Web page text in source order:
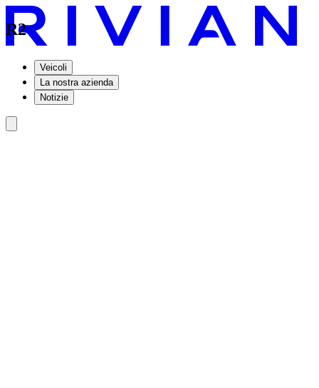
Veicoli
La nostra azienda
Notizie
R2